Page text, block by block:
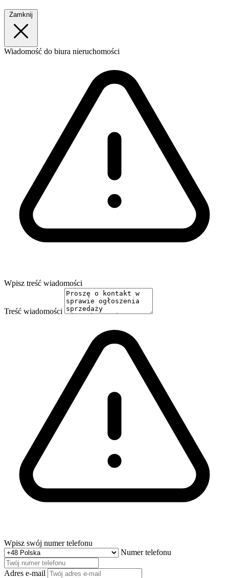
Zamknij
Wiadomość do biura nieruchomości
Wpisz treść wiadomości
Treść wiadomości
Wpisz swój numer telefonu
Numer telefonu
Adres e-mail